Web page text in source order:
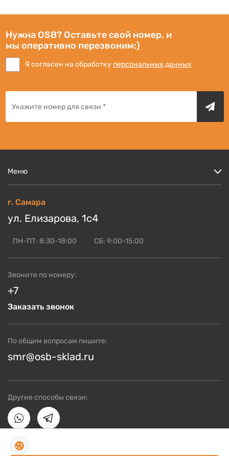
Нужна OSB? Оставьте свой номер, и
мы оперативно перезвоним:)
Я согласен на обработку персональных данных
Звоните по номеру:
+7
Заказать звонок
По общим вопросам пишите:
smr@osb-sklad.ru
Другие способы связи:
г. Самара
ул. Елизарова, 1с4
ПН-ПТ: 8:30-18:00 СБ: 9:00-15:00
Меню
Кто мы?
Скидки и акции
Доставка и оплата
Блог по OSB
ОСБ оптом
Контакты